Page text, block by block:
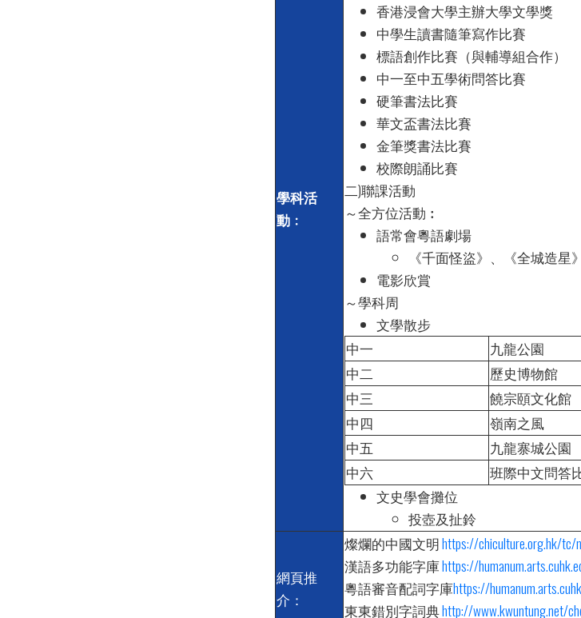
學科活
動﹕
香港浸會大學主辦大學文學獎
中學生讀書隨筆寫作比賽
標語創作比賽（與輔導組合作）
中一至中五學術問答比賽
硬筆書法比賽
華文盃書法比賽
金筆獎書法比賽
校際朗誦比賽
二)聯課活動
～全方位活動︰
語常會粵語劇場
《千面怪盜》、《全城造星》
電影欣賞
～學科周
文學散步
中一
九龍公園
中二
歷史博物館
中三
饒宗頤文化館
中四
嶺南之風
中五
九龍寨城公園
中六
班際中文問答
文史學會攤位
投壺及扯鈴
網頁推
介：
燦爛的中國文明https://chiculture.org.hk/tc/
漢語多功能字庫https://
粵語審音配詞字庫https://
東東錯別字詞典http://www.kwuntung.net/